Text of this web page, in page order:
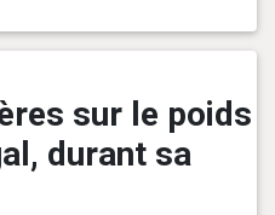
sur le poids
durant sa